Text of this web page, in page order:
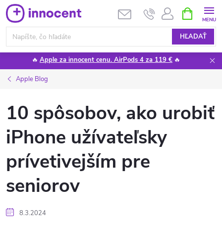
Prejsť
na
obsah
HĽADAŤ
KOŠÍK
🔥 Apple za innocent cenu. AirPods 4 za 119 € 🔥
Apple Blog
10 spôsobov, ako urobiť
iPhone užívateľsky
prívetivejším pre
seniorov
8.3.2024